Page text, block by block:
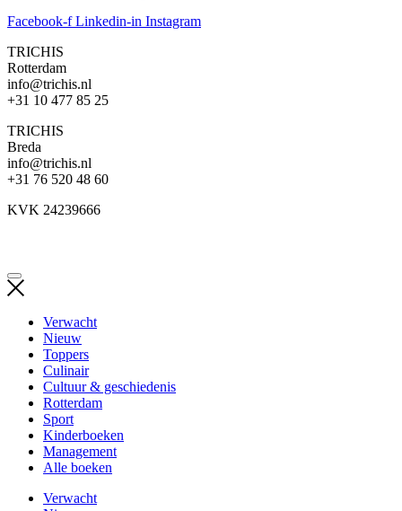
Facebook-f Linkedin-in Instagram
TRICHIS
Rotterdam
info@trichis.nl
+31 10 477 85 25
TRICHIS
Breda
info@trichis.nl
+31 76 520 48 60
KVK 24239666
Verwacht
Nieuw
Toppers
Culinair
Cultuur & geschiedenis
Rotterdam
Sport
Kinderboeken
Management
Alle boeken
Verwacht